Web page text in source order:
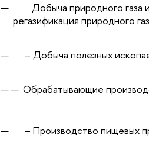
Добыча природного газа и
регазификация природного
– Добыча полезных
Обрабатывающие
– Производство пищевых